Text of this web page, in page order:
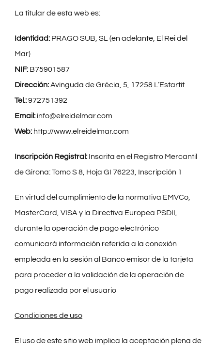
La titular de esta web es:
Identidad: PRAGO SUB, SL (en adelante, El Rei del
Mar)
NIF: B75901587
Dirección:Avinguda de Grècia, 5, 17258 L’Estartit
Tel.:972751392
Email: info@elreidelmar.com
Web: http://www.elreidelmar.com
Inscripción Registral: Inscrita en el Registro Mercantil
de Girona: Tomo S 8, Hoja GI 76223, Inscripción 1
En virtud del cumplimiento de la normativa EMVCo,
MasterCard, VISA y la Directiva Europea PSDII,
durante la operación de pago electrónico
comunicará información referida a la conexión
empleada en la sesión al Banco emisor de la tarjeta
para proceder a la validación de la operación de
pago realizada por el usuario
Condiciones de uso
El uso de este sitio web implica la aceptación plena de